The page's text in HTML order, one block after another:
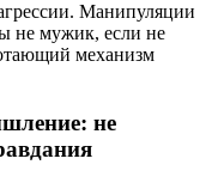
Манипуляции
не мужик, если не
механизм
не